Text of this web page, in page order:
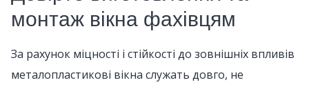
монтаж вікна фахівцям
За рахунок міцності і стійкості до зовнішніх впливів
металопластикові вікна служать довго, не